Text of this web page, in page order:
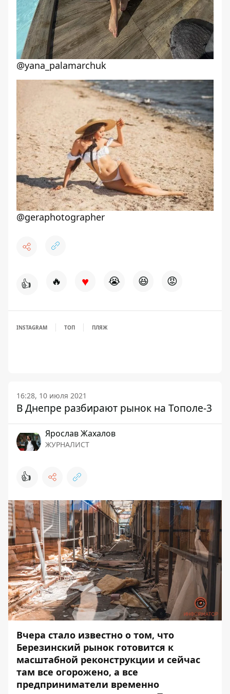
@yana_palamarchuk
@geraphotographer
👍 🔥 ♥ 😭 😆 😡
INSTAGRAM ТОП ПЛЯЖ
16:28, 10 июля 2021
В Днепре разбирают рынок на Тополе-3
Ярослав Жахалов
ЖУРНАЛИСТ
👍
Вчера стало известно о том, что
Березинский рынок готовится к
масштабной реконструкции и сейчас
там все огорожено, а все
предприниматели временно